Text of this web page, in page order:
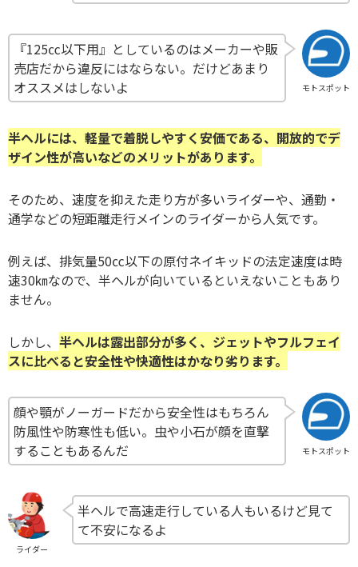
モトスポット
『125㏄以下用』としているのはメーカーや販
売店だから違反にはならない。だけどあまり
オススメはしないよ
半ヘルには、軽量で着脱しやすく安価である、開放的でデ
ザイン性が高いなどのメリットがあります。
そのため、速度を抑えた走り方が多いライダーや、通勤・
通学などの短距離走行メインのライダーから人気です。
例えば、排気量50㏄以下の原付ネイキッドの法定速度は時
速30㎞なので、半ヘルが向いているといえないこともあり
ません。
しかし、 半ヘルは露出部分が多く、ジェットやフルフェイ
スに比べると安全性や快適性はかなり劣ります。
モトスポット
顔や顎がノーガードだから安全性はもちろん
防風性や防寒性も低い。虫や小石が顔を直撃
することもあるんだ
ライダー
半ヘルで高速走行している人もいるけど見て
て不安になるよ